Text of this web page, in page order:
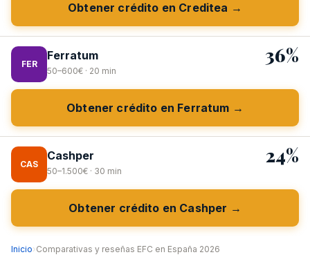
Obtener crédito en Creditea →
FER
Ferratum
50–600€ · 20 min
36%
Obtener crédito en Ferratum →
CAS
Cashper
50–1.500€ · 30 min
24%
Obtener crédito en Cashper →
Inicio›Comparativas y reseñas EFC en España 2026